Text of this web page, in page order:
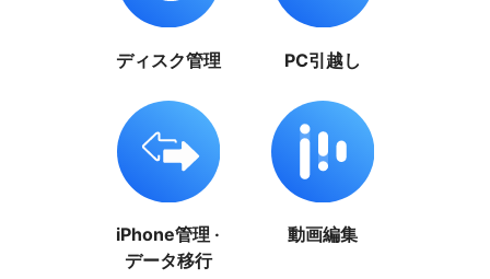
ディスク管理 PC引越し
iPhone管理 ·
データ移行
動画編集